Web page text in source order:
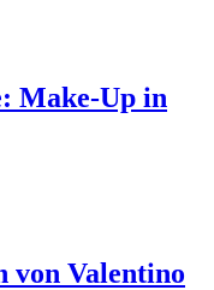
Make-Up in
von Valentino